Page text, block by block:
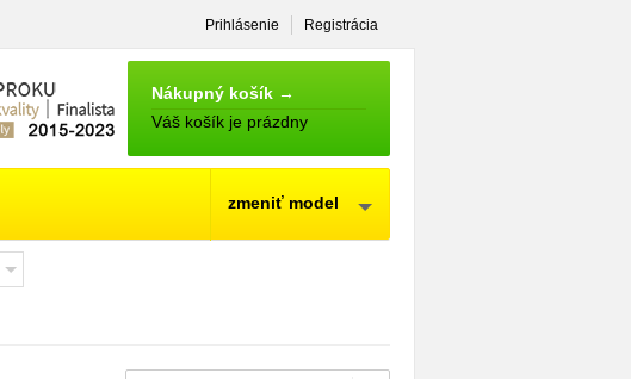
NÁKUPNÝ
KOŠÍK
Nákupný košík →
Váš košík je prázdny
zmeniť model
Prihlásenie Registrácia